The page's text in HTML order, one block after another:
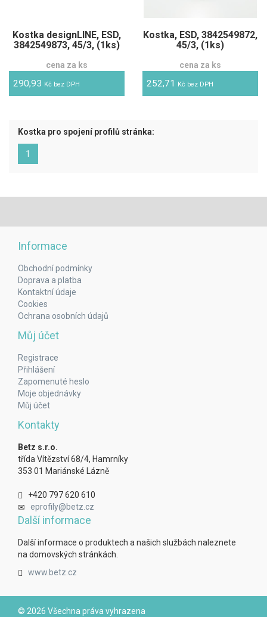
Kostka designLINE, ESD,
3842549873, 45/3, (1ks)
cena za ks
290,93 Kč bez DPH
Kostka, ESD, 3842549872,
45/3, (1ks)
cena za ks
252,71 Kč bez DPH
Kostka pro spojení profilů stránka:
1
Informace
Obchodní podmínky
Doprava a platba
Kontaktní údaje
Cookies
Ochrana osobních údajů
Můj účet
Registrace
Přihlášení
Zapomenuté heslo
Moje objednávky
Můj účet
Kontakty
Betz s.r.o.
třída Vítězství 68/4, Hamrníky
353 01 Mariánské Lázně
+420 797 620 610
eprofily@betz.cz
Další informace
Další informace o produktech a našich službách naleznete
na domovských stránkách.
www.betz.cz
© 2026 Všechna práva vyhrazena